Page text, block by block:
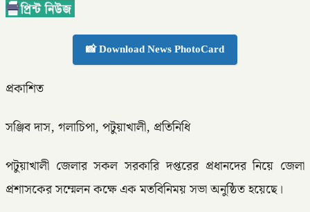
📸 Download News PhotoCard
প্রকাশিত
সঞ্জিব দাস, গলাচিপা, পটুয়াখালী, প্রতিনিধি
পটুয়াখালী জেলার সকল সরকারি দপ্তরের প্রধানদের নিয়ে জেলা
প্রশাসকের সম্মেলন কক্ষে এক মতবিনিময় সভা অনুষ্ঠিত হয়েছে।